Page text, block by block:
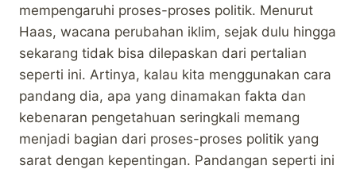
mempengaruhi proses-proses politik. Menurut
Haas, wacana perubahan iklim, sejak dulu hingga
sekarang tidak bisa dilepaskan dari pertalian
seperti ini. Artinya, kalau kita menggunakan cara
pandang dia, apa yang dinamakan fakta dan
kebenaran pengetahuan seringkali memang
menjadi bagian dari proses-proses politik yang
sarat dengan kepentingan. Pandangan seperti ini